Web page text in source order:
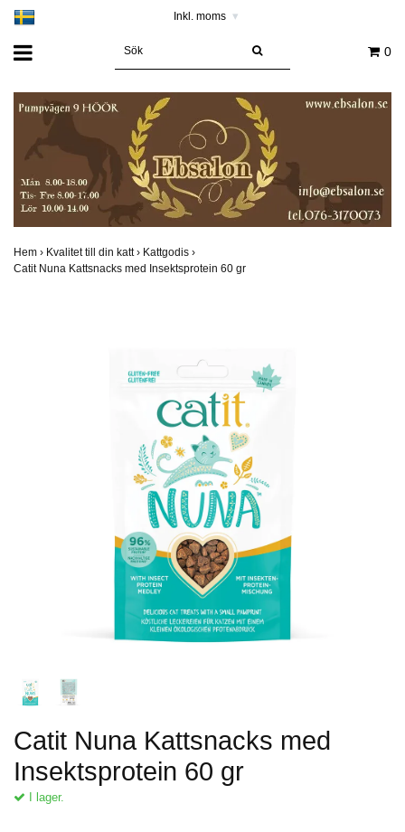
Inkl. moms ▾
0
Hem › Kvalitet till din katt› Kattgodis ›
Catit Nuna Kattsnacks med Insektsprotein 60 gr
Catit Nuna Kattsnacks med
Insektsprotein 60 gr
I lager.